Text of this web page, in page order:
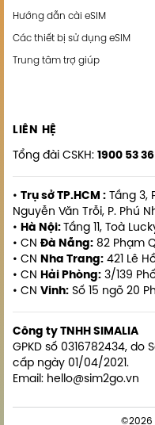
Hướng dẫn cài eSIM
Các thiết bị sử dụng eSIM
Trung tâm trợ giúp
LIÊN HỆ
Tổng đài CSKH: 1900 53 36
• Trụ sở TP.HCM : Tầng 3,
Nguyễn Văn Trỗi, P. Phú
• Hà Nội: Tầng 11, Toà
• CN Đà Nẵng: 82 Phạm
• CN Nha Trang: 421 Lê
• CN Hải Phòng: 3/139
• CN Vinh: Số 15 ngõ 20
Công ty TNHH SIMALIA
GPKD số 0316782434, do
cấp ngày 01/04/2021.
Email: hello@sim2go.vn
©2026